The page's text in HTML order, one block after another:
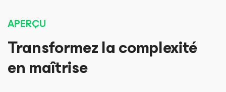
APERÇU
Transformez la complexité
en maîtrise